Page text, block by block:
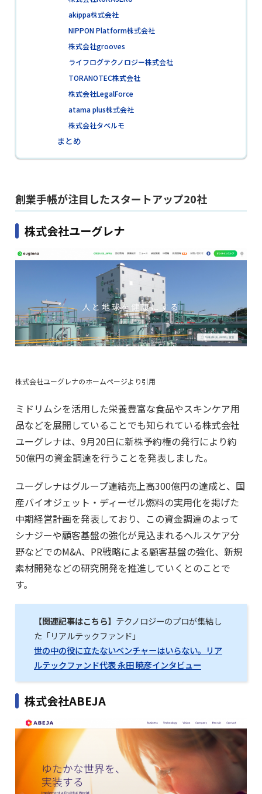
akippa株式会社
NIPPON Platform株式会社
株式会社grooves
ライフログテクノロジー株式会社
TORANOTEC株式会社
株式会社LegalForce
atama plus株式会社
株式会社タベルモ
まとめ
創業手帳が注目したスタートアップ20社
株式会社ユーグレナ
株式会社ユーグレナのホームページより引用
ミドリムシを活用した栄養豊富な食品やスキンケア用
品などを展開していることでも知られている株式会社
ユーグレナは、9月20日に新株予約権の発行により約
50億円の資金調達を行うことを発表しました。
ユーグレナはグループ連結売上高300億円の達成と、国
産バイオジェット・ディーゼル燃料の実用化を掲げた
中期経営計画を発表しており、この資金調達のよって
シナジーや顧客基盤の強化が見込まれるヘルスケア分
野などでのM&A、PR戦略による顧客基盤の強化、新規
素材開発などの研究開発を推進していくとのことで
す。
【関連記事はこちら】 テクノロジーのプロが集結し
た「リアルテックファンド」
世の中の役に立たないベンチャーはいらない。リア
ルテックファンド代表 永田 暁彦インタビュー
株式会社ABEJA